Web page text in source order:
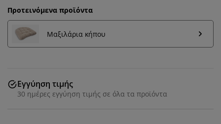
Προτεινόμενα προϊόντα
Μαξιλάρια κήπου
Εγγύηση τιμής
30 ημέρες εγγύηση τιμής σε όλα τα προϊόντα